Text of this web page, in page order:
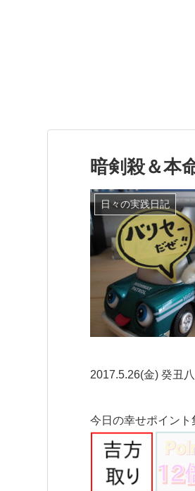
暗剣殺＆本
日々の実践日記
2017.5.26(金) 癸丑
今日の幸せポイン